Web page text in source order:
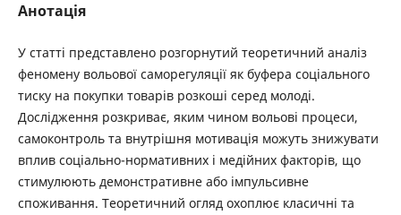
Анотація
У статті представлено розгорнутий теоретичний аналіз
феномену вольової саморегуляції як буфера соціального
тиску на покупки товарів розкоші серед молоді.
Дослідження розкриває, яким чином вольові процеси,
самоконтроль та внутрішня мотивація можуть знижувати
вплив соціально-нормативних і медійних факторів, що
стимулюють демонстративне або імпульсивне
споживання. Теоретичний огляд охоплює класичні та